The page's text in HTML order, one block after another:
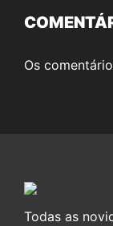
Os
Todas as